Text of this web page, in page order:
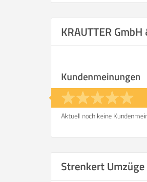
KRAUTTER GmbH
Kundenmeinungen
Aktuell noch keine
Strenkert Umzüge